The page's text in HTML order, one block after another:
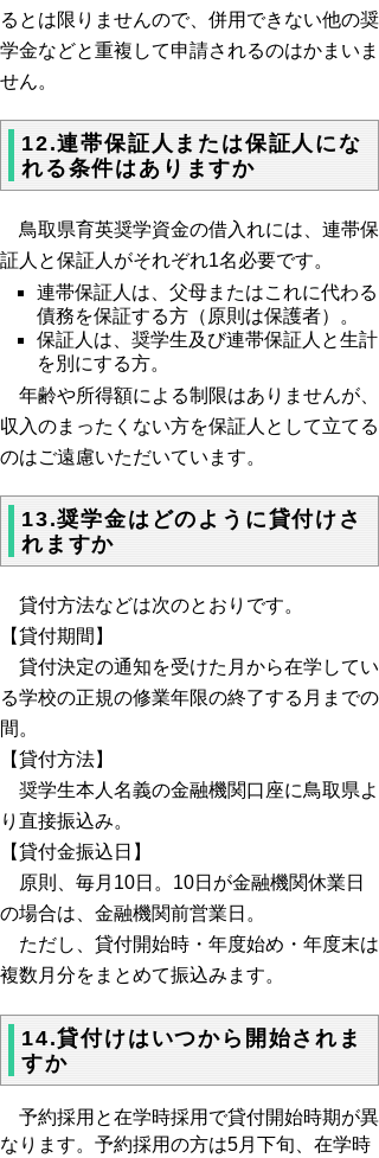
るとは限りませんので、併用できない他の奨
学金などと重複して申請されるのはかまいま
せん。
12.連帯保証人または保証人にな
れる条件はありますか
鳥取県育英奨学資金の借入れには、連帯保
証人と保証人がそれぞれ1名必要です。
連帯保証人は、父母またはこれに代わる
債務を保証する方（原則は保護者）。
保証人は、奨学生及び連帯保証人と生計
を別にする方。
年齢や所得額による制限はありませんが、
収入のまったくない方を保証人として立てる
のはご遠慮いただいています。
13.奨学金はどのように貸付けさ
れますか
貸付方法などは次のとおりです。
【貸付期間】
貸付決定の通知を受けた月から在学してい
る学校の正規の修業年限の終了する月までの
間。
【貸付方法】
奨学生本人名義の金融機関口座に鳥取県よ
り直接振込み。
【貸付金振込日】
原則、毎月10日。10日が金融機関休業日
の場合は、金融機関前営業日。
ただし、貸付開始時・年度始め・年度末は
複数月分をまとめて振込みます。
14.貸付けはいつから開始されま
すか
予約採用と在学時採用で貸付開始時期が異
なります。予約採用の方は5月下旬、在学時